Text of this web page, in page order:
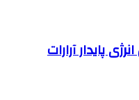
پایدار آرارات